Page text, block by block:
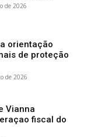
de 2026
orientação
de proteção
de 2026
Vianna
fiscal do